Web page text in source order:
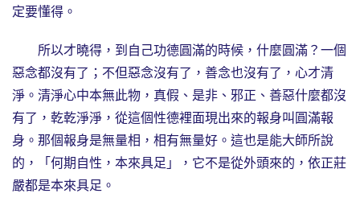
定要懂得。
所以才曉得，到自己功德圓滿的時候，什麼圓滿？一個
惡念都沒有了；不但惡念沒有了，善念也沒有了，心才清
淨。清淨心中本無此物，真假、是非、邪正、善惡什麼都沒
有了，乾乾淨淨，從這個性德裡面現出來的報身叫圓滿報
身。那個報身是無量相，相有無量好。這也是能大師所說
的，「何期自性，本來具足」，它不是從外頭來的，依正莊
嚴都是本來具足。